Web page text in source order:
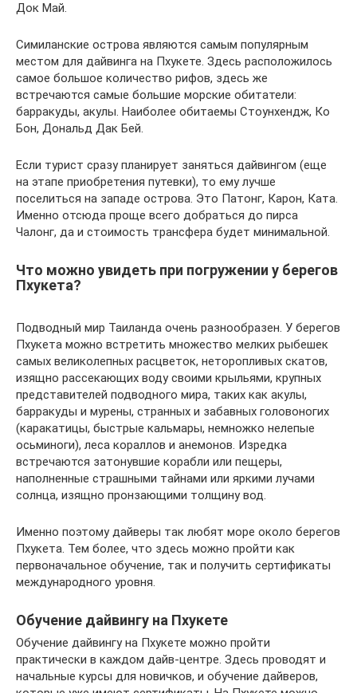
Док Май.
Симиланские острова являются самым популярным
местом для дайвинга на Пхукете. Здесь расположилось
самое большое количество рифов, здесь же
встречаются самые большие морские обитатели:
барракуды, акулы. Наиболее обитаемы Стоунхендж, Ко
Бон, Дональд Дак Бей.
Если турист сразу планирует заняться дайвингом (еще
на этапе приобретения путевки), то ему лучше
поселиться на западе острова. Это Патонг, Карон, Ката.
Именно отсюда проще всего добраться до пирса
Чалонг, да и стоимость трансфера будет минимальной.
Что можно увидеть при погружении у берегов
Пхукета?
Подводный мир Таиланда очень разнообразен. У берегов
Пхукета можно встретить множество мелких рыбешек
самых великолепных расцветок, неторопливых скатов,
изящно рассекающих воду своими крыльями, крупных
представителей подводного мира, таких как акулы,
барракуды и мурены, странных и забавных головоногих
(каракатицы, быстрые кальмары, немножко нелепые
осьминоги), леса кораллов и анемонов. Изредка
встречаются затонувшие корабли или пещеры,
наполненные страшными тайнами или яркими лучами
солнца, изящно пронзающими толщину вод.
Именно поэтому дайверы так любят море около берегов
Пхукета. Тем более, что здесь можно пройти как
первоначальное обучение, так и получить сертификаты
международного уровня.
Обучение дайвингу на Пхукете
Обучение дайвингу на Пхукете можно пройти
практически в каждом дайв-центре. Здесь проводят и
начальные курсы для новичков, и обучение дайверов,